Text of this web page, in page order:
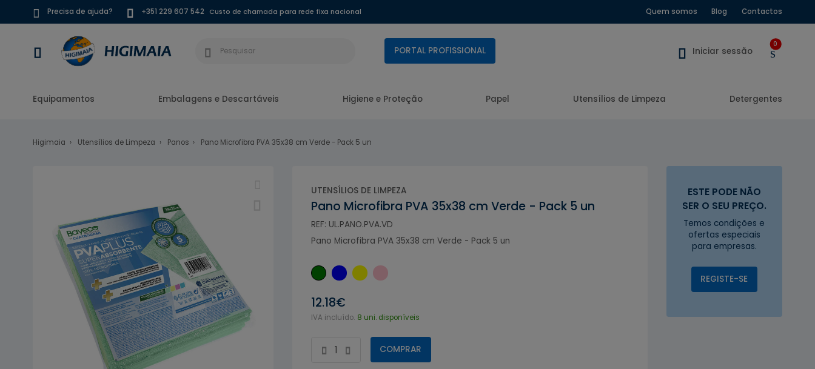
Precisa de ajuda? +351 229 607 542 Custo de chamada para rede fixa nacional Quem somos Blog Contactos
PORTAL PROFISSIONAL Iniciar sessão
0
Equipamentos Embalagens e Descartáveis Higiene e Proteção Papel Utensílios de Limpeza Detergentes
Higimaia Utensílios de Limpeza Panos Pano Microfibra PVA 35x38 cm Verde - Pack 5 un
UTENSÍLIOS DE LIMPEZA
Pano Microfibra PVA 35x38 cm Verde - Pack 5 un
REF: UL.PANO.PVA.VD
Pano Microfibra PVA 35x38 cm Verde - Pack 5 un
12.18€
IVA incluído. 8 uni. disponíveis
COMPRAR
ESTE PODE NÃO
SER O SEU PREÇO.
Temos condições e
ofertas especiais
para empresas.
REGISTE-SE